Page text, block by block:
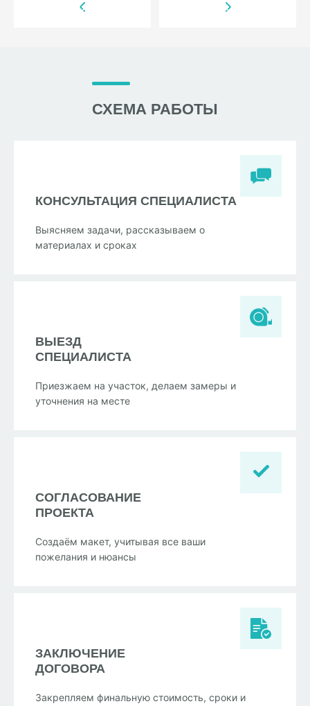
СХЕМА РАБОТЫ
КОНСУЛЬТАЦИЯ СПЕЦИАЛИСТА
Выясняем задачи, рассказываем о
материалах и сроках
ВЫЕЗД
СПЕЦИАЛИСТА
Приезжаем на участок, делаем замеры и
уточнения на месте
СОГЛАСОВАНИЕ
ПРОЕКТА
Создаём макет, учитывая все ваши
пожелания и нюансы
ЗАКЛЮЧЕНИЕ
ДОГОВОРА
Закрепляем финальную стоимость, сроки и